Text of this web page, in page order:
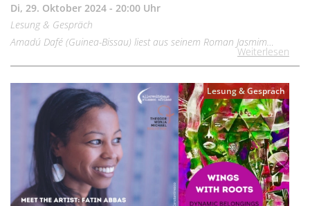
Di, 29. Oktober 2024 - 20:00 Uhr
Lesung & Gespräch
Amadú Dafé (Guinea-Bissau) liest aus seinem Roman Jasmim…
Weiterlesen
Lesung & Gespräch